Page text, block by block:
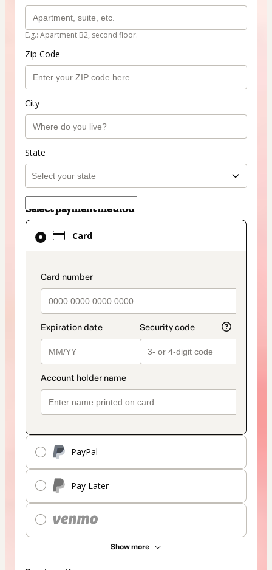
E.g.: Apartment B2, second floor.
Zip Code
City
State
Select payment method
Card
payment_data.section_title_v2
PayPal
Pay Later
Show more
Card
selected
method